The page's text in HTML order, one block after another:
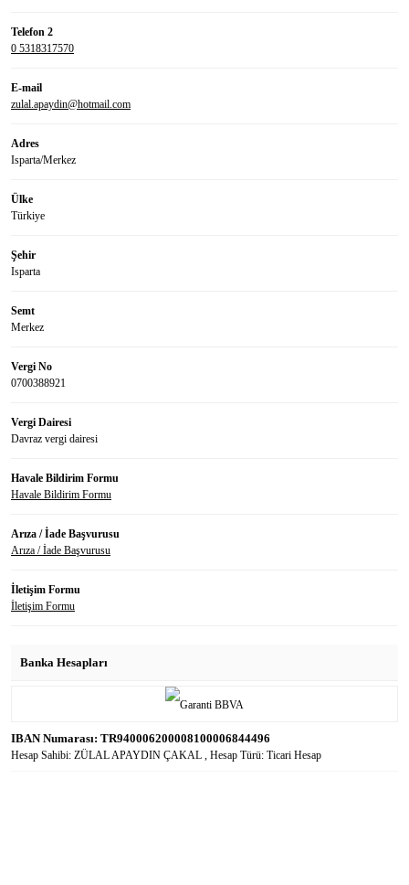
Telefon 2
0 5318317570
E-mail
zulal.apaydin@hotmail.com
Adres
Isparta/Merkez
Ülke
Türkiye
Şehir
Isparta
Semt
Merkez
Vergi No
0700388921
Vergi Dairesi
Davraz vergi dairesi
Havale Bildirim Formu
Havale Bildirim Formu
Arıza / İade Başvurusu
Arıza / İade Başvurusu
İletişim Formu
İletişim Formu
Banka Hesapları
IBAN Numarası: TR940006200008100006844496
Hesap Sahibi: ZÜLAL APAYDIN ÇAKAL , Hesap Türü: Ticari Hesap